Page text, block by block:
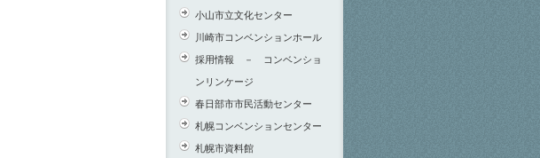
小山市立文化センター
川崎市コンベンションホール
採用情報 － コンベンショ
ンリンケージ
春日部市市民活動センター
札幌コンベンションセンター
札幌市資料館